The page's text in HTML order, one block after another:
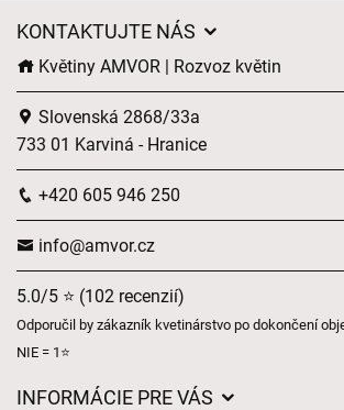
KONTAKTUJTE NÁS
Květiny AMVOR | Rozvoz květin
Slovenská 2868/33a
733 01 Karviná - Hranice
+420 605 946 250
info@amvor.cz
5.0/5 ⭐ (102 recenzií)
Odporučil by zákazník kvetinárstvo po dokončení
NIE = 1⭐
INFORMÁCIE PRE VÁS